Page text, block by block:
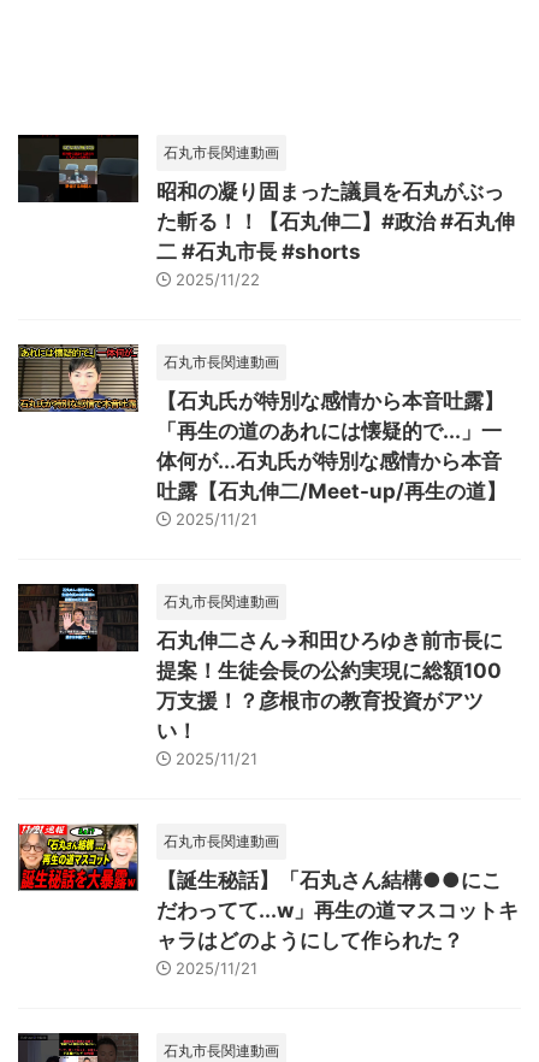
石丸市長関連動画
昭和の凝り固まった議員を石丸がぶっ
た斬る！！【石丸伸二】#政治 #石丸伸
二 #石丸市長 #shorts
2025/11/22
石丸市長関連動画
【石丸氏が特別な感情から本音吐露】
「再生の道のあれには懐疑的で...」一
体何が...石丸氏が特別な感情から本音
吐露【石丸伸二/Meet-up/再生の道】
2025/11/21
石丸市長関連動画
石丸伸二さん→和田ひろゆき前市長に
提案！生徒会長の公約実現に総額100
万支援！？彦根市の教育投資がアツ
い！
2025/11/21
石丸市長関連動画
【誕生秘話】「石丸さん結構●●にこ
だわってて...w」再生の道マスコットキ
ャラはどのようにして作られた？
2025/11/21
石丸市長関連動画